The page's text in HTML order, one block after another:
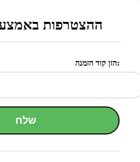
ההצטרפות
הזן קוד הזמנה:
שלח